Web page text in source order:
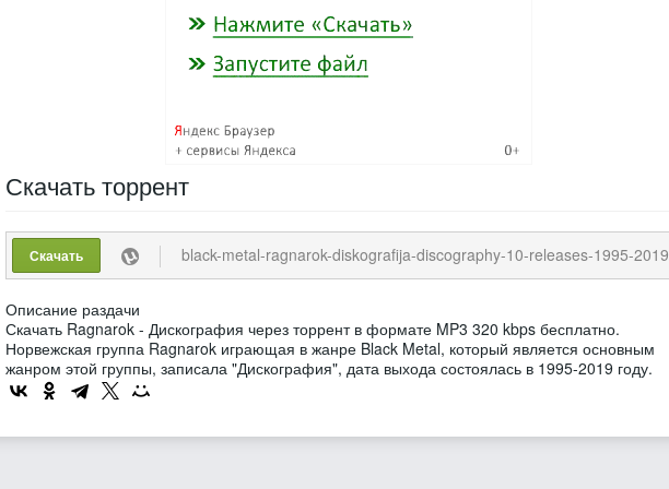
Скачатьторрент
Скачать black-metal-ragnarok-diskografija-discography-10-releases-1995-2019-mp3-320-kbps.torrent
Описание раздачи
Скачать Ragnarok - Дискография через торрент в формате MP3 320 kbps бесплатно.
Норвежская группа Ragnarok играющая в жанре Black Metal, который является основным
жанром этой группы, записала "Дискография", дата выхода состоялась в 1995-2019 году.